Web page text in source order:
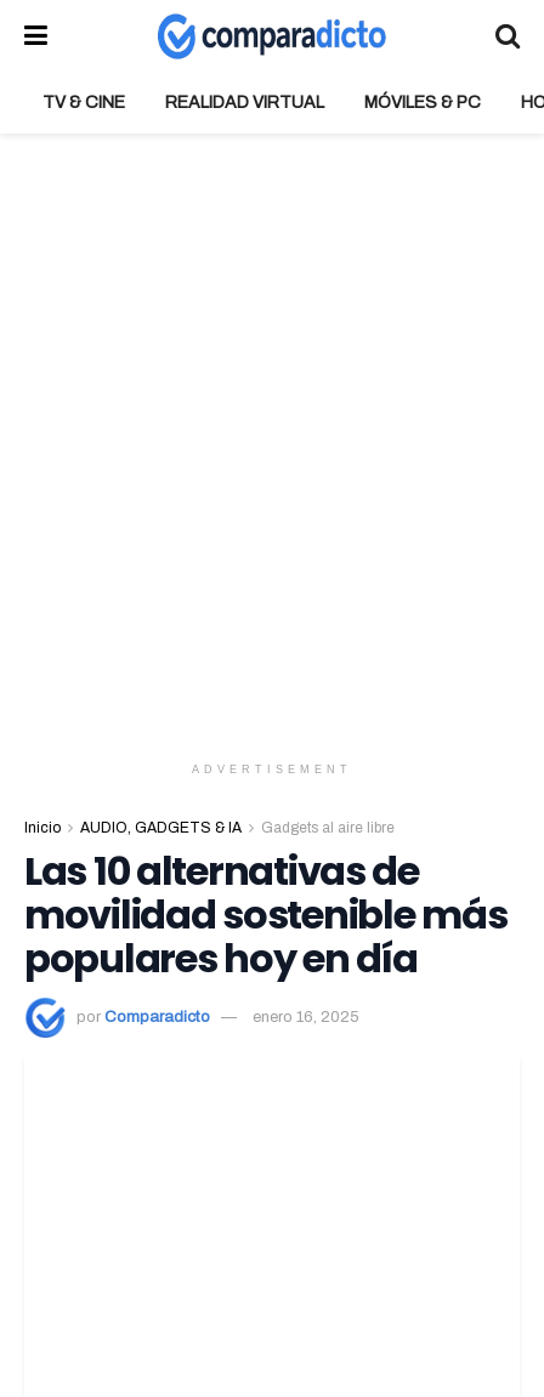
TV & CINE REALIDAD VIRTUAL MÓVILES & PC
ADVERTISEMENT
Inicio AUDIO, GADGETS & IA Gadgets al aire libre
Las 10 alternativas de
movilidad sostenible más
populares hoy en día
por Comparadicto enero 16, 2025